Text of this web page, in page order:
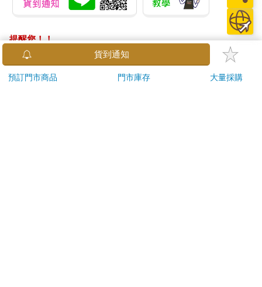
提醒您！！
金石堂及銀行均不會請您操作ATM! 如接獲電話要求您前往
ATM提款機，請不要聽從指示，以免受騙上當！
貨到通知
預訂門市商品 門市庫存 大量採購